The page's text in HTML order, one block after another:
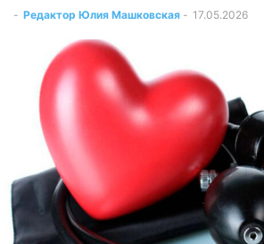
- Редактор Юлия Машковская - 17.05.2026